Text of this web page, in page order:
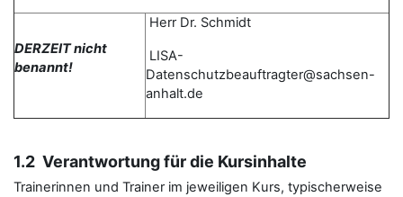
DERZEIT nicht
benannt!
Herr Dr. Schmidt
LISA-
Datenschutzbeauftragter@sachsen-
anhalt.de
1.2 Verantwortung für die Kursinhalte
Trainerinnen und Trainer im jeweiligen Kurs, typischerweise